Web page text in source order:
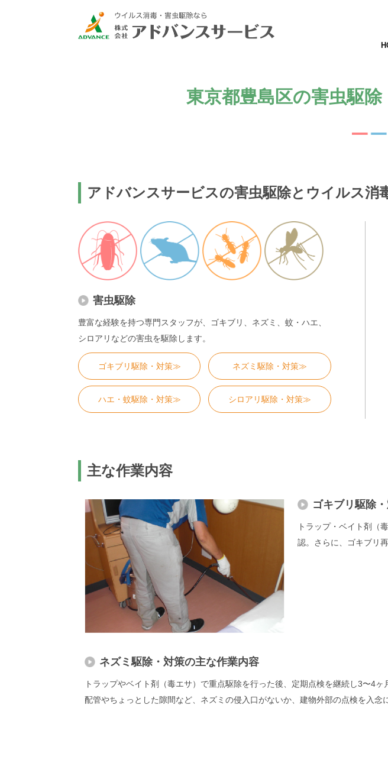
東京都豊島区の害虫駆
アドバンスサービスの害虫駆除とウイルス消
害虫駆除
豊富な経験を持つ専門スタッフが、ゴキブリ、ネズミ、蚊・ハエ、
シロアリなどの害虫を駆除します。
ゴキブリ駆除・対策≫ ネズミ駆除・対策≫
ハエ・蚊駆除・対策≫ シロアリ駆除・対策≫
主な作業内容
ゴキブリ駆除
トラップ・ベイト剤（
認。さらに、ゴキブリ
ネズミ駆除・対策の主な作業内容
トラップやベイト剤（毒エサ）で重点駆除を行った後、定期点検を継続し3〜4
配管やちょっとした隙間など、ネズミの侵入口がないか、建物外部の点検を入念